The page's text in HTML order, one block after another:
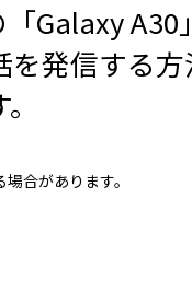
Galaxy
を発信する
合があります。